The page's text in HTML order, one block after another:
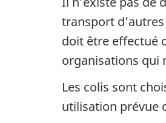
transport
doit être effectué
organisations qui
Les colis sont
utilisation prévue